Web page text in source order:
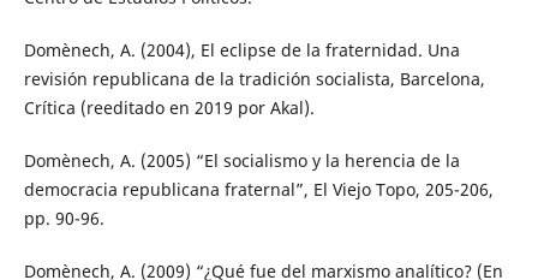
Domènech, A. (2004), El eclipse de la fraternidad. Una
revisión republicana de la tradición socialista, Barcelona,
Crítica (reeditado en 2019 por Akal).
Domènech, A. (2005) “El socialismo y la herencia de la
democracia republicana fraternal”, El Viejo Topo, 205-206,
pp. 90-96.
Domènech, A. (2009) “¿Qué fue del marxismo analítico? (En